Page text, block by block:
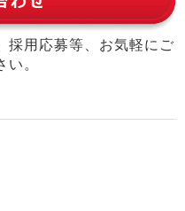
採用応募等、お気軽にご
い。